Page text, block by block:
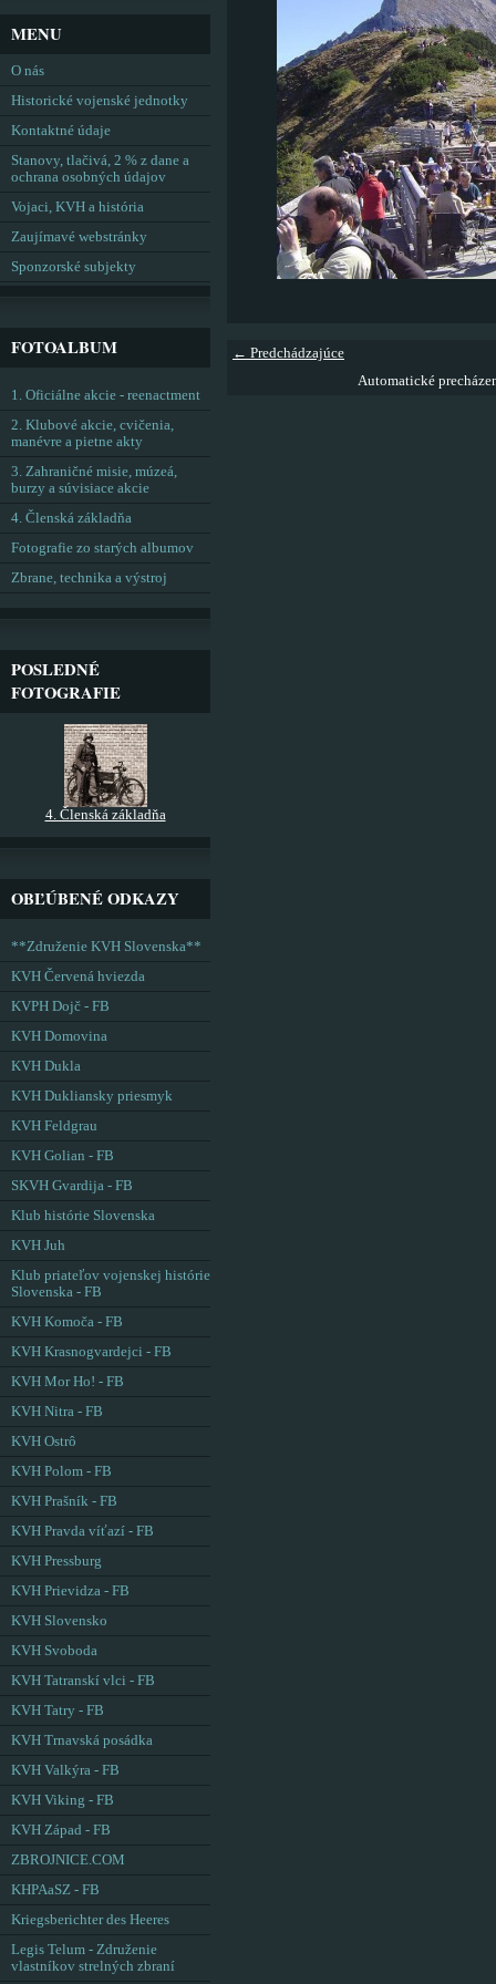
← Predchádzajúce
Automatické
MENU
O nás
Historické vojenské jednotky
Kontaktné údaje
Stanovy, tlačivá, 2 % z dane a
ochrana osobných údajov
Vojaci, KVH a história
Zaujímavé webstránky
Sponzorské subjekty
FOTOALBUM
1. Oficiálne akcie - reenactment
2. Klubové akcie, cvičenia,
manévre a pietne akty
3. Zahraničné misie, múzeá,
burzy a súvisiace akcie
4. Členská základňa
Fotografie zo starých albumov
Zbrane, technika a výstroj
POSLEDNÉ
FOTOGRAFIE
4. Členská základňa
OBĽÚBENÉ ODKAZY
**Združenie KVH Slovenska**
KVH Červená hviezda
KVPH Dojč - FB
KVH Domovina
KVH Dukla
KVH Dukliansky priesmyk
KVH Feldgrau
KVH Golian - FB
SKVH Gvardija - FB
Klub histórie Slovenska
KVH Juh
Klub priateľov vojenskej histórie
Slovenska - FB
KVH Komoča - FB
KVH Krasnogvardejci - FB
KVH Mor Ho! - FB
KVH Nitra - FB
KVH Ostrô
KVH Polom - FB
KVH Prašník - FB
KVH Pravda víťazí - FB
KVH Pressburg
KVH Prievidza - FB
KVH Slovensko
KVH Svoboda
KVH Tatranskí vlci - FB
KVH Tatry - FB
KVH Trnavská posádka
KVH Valkýra - FB
KVH Viking - FB
KVH Západ - FB
ZBROJNICE.COM
KHPAaSZ - FB
Kriegsberichter des Heeres
Legis Telum - Združenie
vlastníkov strelných zbraní